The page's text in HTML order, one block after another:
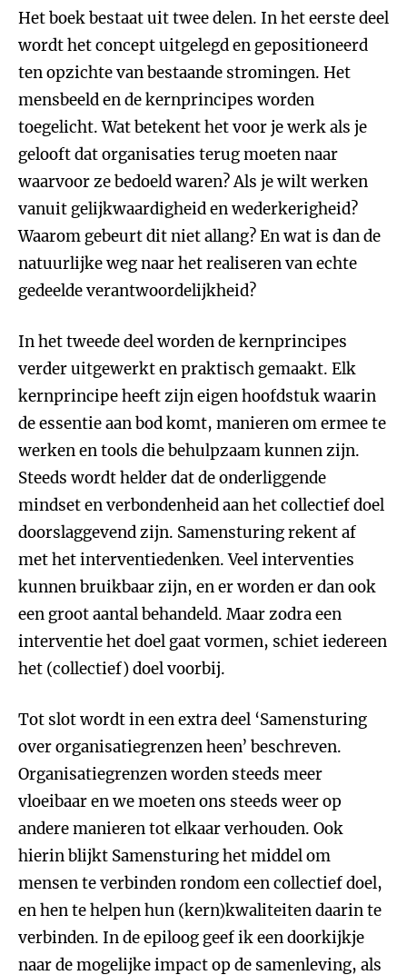
Het boek bestaat uit twee delen. In het eerste deel
wordt het concept uitgelegd en gepositioneerd
ten opzichte van bestaande stromingen. Het
mensbeeld en de kernprincipes worden
toegelicht. Wat betekent het voor je werk als je
gelooft dat organisaties terug moeten naar
waarvoor ze bedoeld waren? Als je wilt werken
vanuit gelijkwaardigheid en wederkerigheid?
Waarom gebeurt dit niet allang? En wat is dan de
natuurlijke weg naar het realiseren van echte
gedeelde verantwoordelijkheid?
In het tweede deel worden de kernprincipes
verder uitgewerkt en praktisch gemaakt. Elk
kernprincipe heeft zijn eigen hoofdstuk waarin
de essentie aan bod komt, manieren om ermee te
werken en tools die behulpzaam kunnen zijn.
Steeds wordt helder dat de onderliggende
mindset en verbondenheid aan het collectief doel
doorslaggevend zijn. Samensturing rekent af
met het interventiedenken. Veel interventies
kunnen bruikbaar zijn, en er worden er dan ook
een groot aantal behandeld. Maar zodra een
interventie het doel gaat vormen, schiet iedereen
het (collectief) doel voorbij.
Tot slot wordt in een extra deel ‘Samensturing
over organisatiegrenzen heen’ beschreven.
Organisatiegrenzen worden steeds meer
vloeibaar en we moeten ons steeds weer op
andere manieren tot elkaar verhouden. Ook
hierin blijkt Samensturing het middel om
mensen te verbinden rondom een collectief doel,
en hen te helpen hun (kern)kwaliteiten daarin te
verbinden. In de epiloog geef ik een doorkijkje
naar de mogelijke impact op de samenleving, als